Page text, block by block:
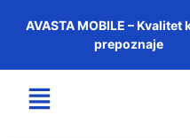
AVASTA MOBILE – Kvalitet
prepoznaje